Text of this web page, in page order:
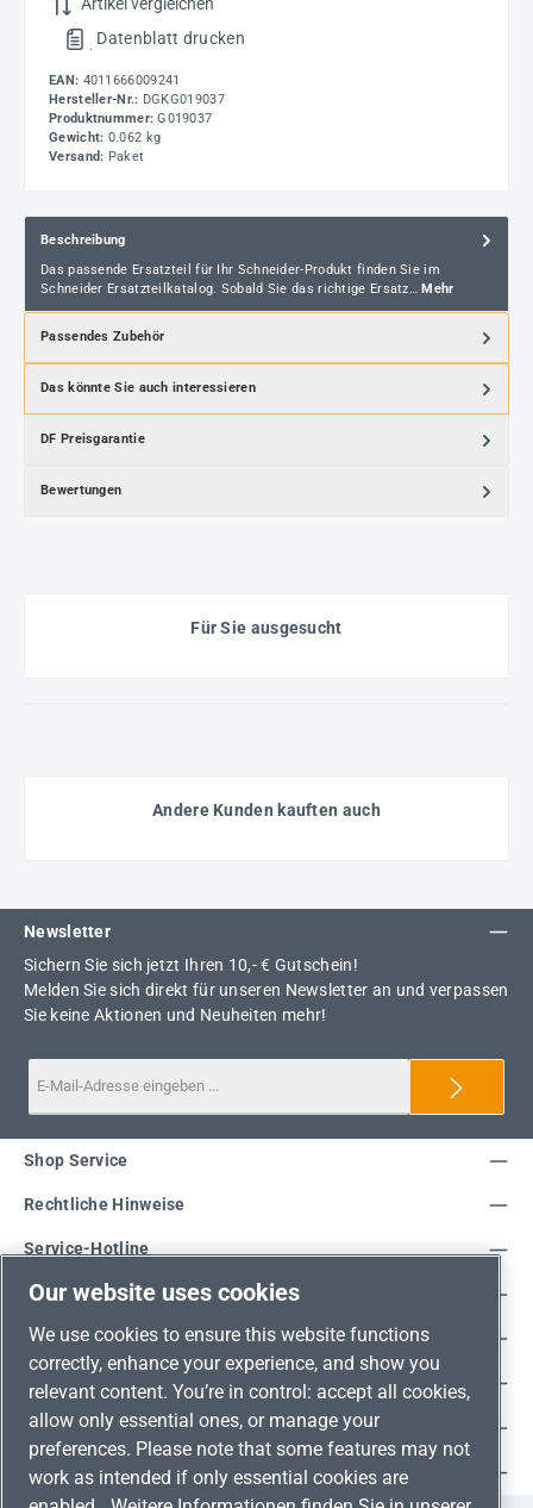
. Datenblatt drucken
EAN: 4011666009241
Hersteller-Nr.: DGKG019037
Produktnummer: G019037
Gewicht: 0.062 kg
Versand: Paket
Beschreibung
Das passende Ersatzteil für Ihr Schneider-Produkt finden Sie im
Schneider Ersatzteilkatalog. Sobald Sie das richtige Ersatz…Mehr
Passendes Zubehör
Das könnte Sie auch interessieren
DF Preisgarantie
Bewertungen
Für Sie ausgesucht
Andere Kunden kauften auch
Newsletter
Sichern Sie sich jetzt Ihren 10,- € Gutschein!
Melden Sie sich direkt für unseren Newsletter an und verpassen
Sie keine Aktionen und Neuheiten mehr!
Service-Hotline
Shop Service
Rechtliche Hinweise
Unsere Vorteile
Versandarten
Zahlungsarten
Adresse
Umweltschutz & Partnerschaft
Our website uses cookies
We use cookies to ensure this website functions
correctly, enhance your experience, and show you
relevant content. You’re in control: accept all cookies,
allow only essential ones, or manage your
preferences. Please note that some features may not
work as intended if only essential cookies are